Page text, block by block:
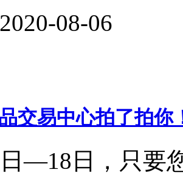
2020-08-06
交易中心拍了拍你
—18日，只要